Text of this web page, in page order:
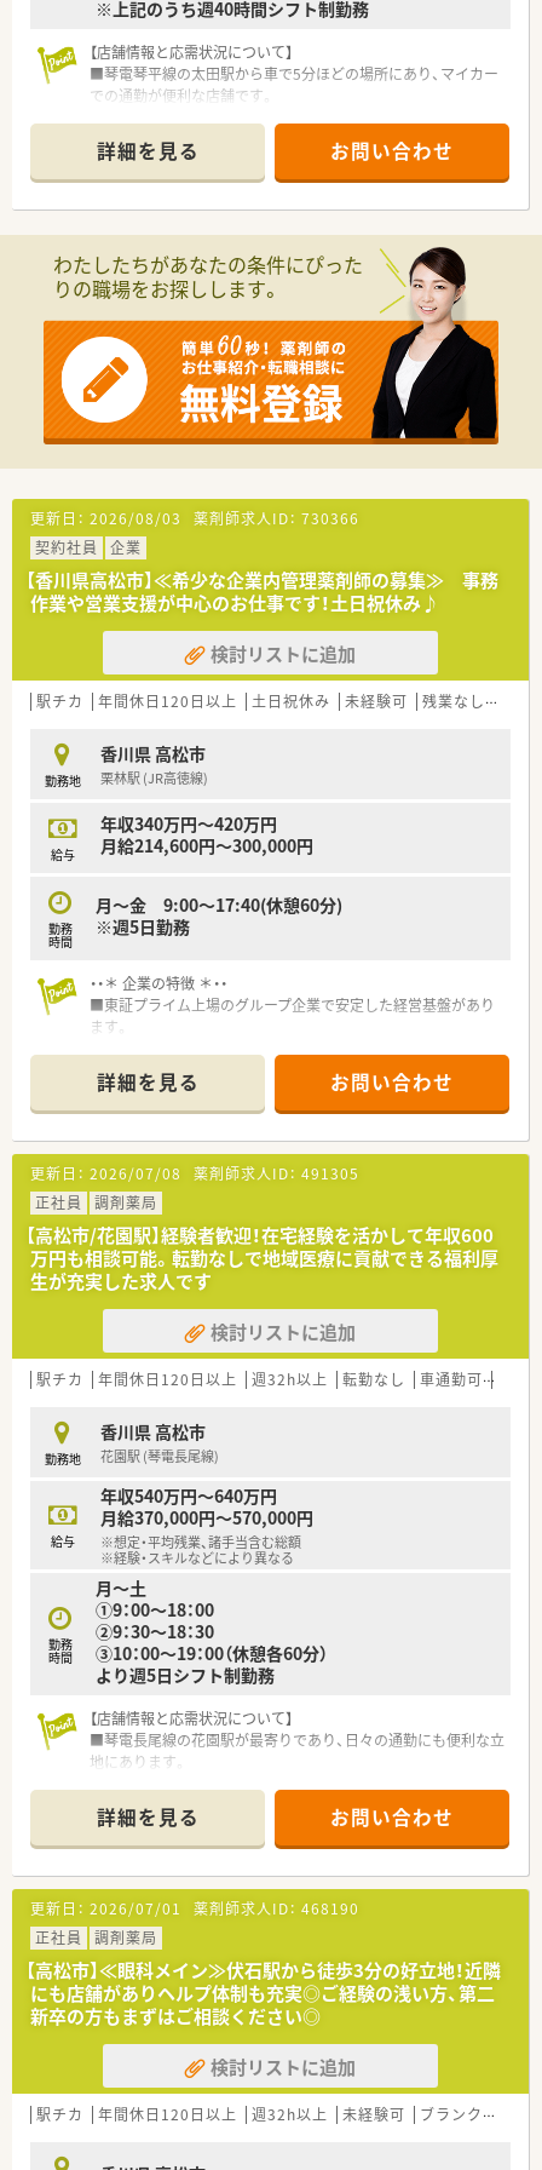
■監査レンジ・監査システム（エニファルマ）・電子薬歴導入され
■有給の取りやすさが魅力の法人となっております。
■在宅業務にも積極的に取り組んでおり、施設・居宅どちらも対
応されています。
■全店舗門前の医療機関とも友好な関係を築かれています。
■一般的な人員よりも多くの薬剤師を配置することにより、一人
ひとりの負担を減らし休みやすい環境を作られています。
<こんな方にもオススメ>
■経験が浅いけど、勉強に対して前向きな方
■みんなで協力できる環境で働きたい方
少しでも気になった方はまずお問い合わせください。
※上記のうち週40時間シフト制勤務
【店舗情報と応需状況について】
■琴電琴平線の太田駅から車で5分ほどの場所にあり、マイカー
での通勤が便利な店舗です。
は約30枚と落ち着いています。
■薬剤師は正社員とパートの2名体制で、事務スタッフと協力し
ながら丁寧に業務に取り組めます。
■高松市内に集中して店舗展開するドミナント戦略で、店舗間の
強力な応援体制を構築しています。
■一般的な薬局よりも手厚く薬剤師を配置することで、一人ひと
■2015年設立の若い会社で、スタッフ全員で意見を出し合いな
がら、より良い会社を創り上げています。
【勤務実態について】
■有給休暇の消化率は80%以上と非常に高く、入社したその月
から日数に応じて付与される制度です。
■在宅業務は専任の薬剤師が担当しているため、外来担当者が在
■高松市内に店舗が集中しているため、急なお休みなどにも店舗
間で柔軟に協力し合える体制です。
【こんな取り組みをしています】
■監査業務の負担とリスクを軽減するため、全店舗に監査レンジ
を導入するなど、設備投資を惜しみません。
■会社が指定するe-ラーニングの受講費用は全額負担するなど、
スタッフのスキルアップを積極的に支援します。
■地域支援体制加算を取得し、地域住民の健康を多角的にサポー
トするかかりつけ薬局としての役割を担っています。
詳細を見る お問い合わせ
わたしたちがあなたの条件にぴった
りの職場をお探しします。
更新日： 2026/08/03 薬剤師求人ID： 730366
契約社員
企業
【香川県高松市】≪希少な企業内管理薬剤師の募集≫ 事務
作業や営業支援が中心のお仕事です！土日祝休み♪
検討リストに追加
駅チカ 年間休日120日以上 土日祝休み 未経験可 残業なし(ほぼなし含む)
勤務地
香川県 高松市
栗林駅 (JR高徳線)
給与
年収340万円～420万円
月給214,600円～300,000円
勤務
時間
月～金 9:00～17:40(休憩60分)
※週5日勤務
・・＊ 企業の特徴 ＊・・
■東証プライム上場のグループ企業で安定した経営基盤があり
ます。
・・＊ こんな環境です ＊・・
■様々な職種の方が連携しながら業務を進めており、チームワー
ク重視の雰囲気があります。
■残業は少なく、メリハリをつけて働きたい方におすすめです！
・・＊ 業務内容 ＊・・
■企業内管理薬剤師
・営業所において、受発注及び営業支援業務(PC操作・電話対応等)
・体外診断薬・造影剤・内視鏡洗浄剤等の医薬品を一部取り扱って
おり、それらの医薬品の管理薬剤師として勤務していただきま
す。
詳細を見る お問い合わせ
更新日： 2026/07/08 薬剤師求人ID： 491305
正社員
調剤薬局
【高松市/花園駅】経験者歓迎！在宅経験を活かして年収600
万円も相談可能。転勤なしで地域医療に貢献できる福利厚
生が充実した求人です
検討リストに追加
駅チカ 年間休日120日以上 週32h以上 転勤なし 車通勤可
勤務地
香川県 高松市
花園駅 (琴電長尾線)
給与
年収540万円～640万円
月給370,000円～570,000円
※想定・平均残業、諸手当含む総額
※経験・スキルなどにより異なる
勤務
時間
月～土
➀9：00～18：00
②9：30～18：30
③10：00～19：00（休憩各60分）
より週5日シフト制勤務
【店舗情報と応需状況について】
■琴電長尾線の花園駅が最寄りであり、日々の通勤にも便利な立
地にあります。
しています。
■1日の処方箋枚数は150枚から200枚で、複数の薬剤師が協力
して対応します。
【想定される業務内容】
■保険調剤、監査、服薬指導といった一連の薬剤師業務を正確に
行っていただきます。
■施設や個人宅への在宅訪問も担当し、地域医療へより深く貢献
することが可能です。
■発熱外来からの処方箋も多いため、迅速かつ的確な判断力が求
められる場面もあります。
【職場環境と雰囲気】
■正社員4名とパート2名が在籍しており、互いに協力し合う風
土が根付いています。
詳細を見る お問い合わせ
更新日： 2026/07/01 薬剤師求人ID： 468190
正社員
調剤薬局
【高松市】≪眼科メイン≫伏石駅から徒歩3分の好立地！近隣
にも店舗がありヘルプ体制も充実◎ご経験の浅い方、第二
新卒の方もまずはご相談ください◎
検討リストに追加
駅チカ 年間休日120日以上 週32h以上 未経験可 ブランク可